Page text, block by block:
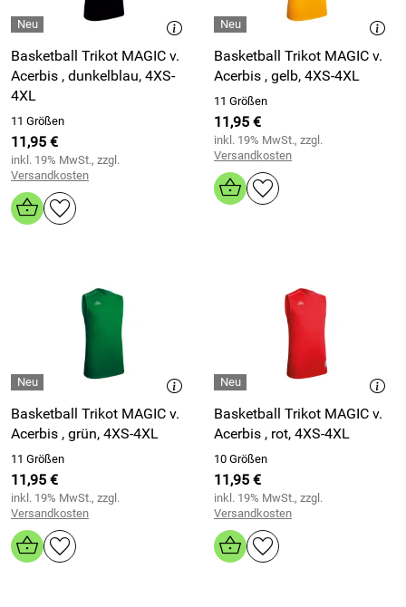
Basketball Trikot MAGIC v.
Acerbis , dunkelblau, 4XS-
4XL
11 Größen
11,95 €
inkl. 19% MwSt., zzgl.
Versandkosten
Basketball Trikot MAGIC v.
Acerbis , gelb, 4XS-4XL
11 Größen
11,95 €
inkl. 19% MwSt., zzgl.
Versandkosten
Basketball Trikot MAGIC v.
Acerbis , grün, 4XS-4XL
11 Größen
11,95 €
inkl. 19% MwSt., zzgl.
Versandkosten
Basketball Trikot MAGIC v.
Acerbis , rot, 4XS-4XL
10 Größen
11,95 €
inkl. 19% MwSt., zzgl.
Versandkosten